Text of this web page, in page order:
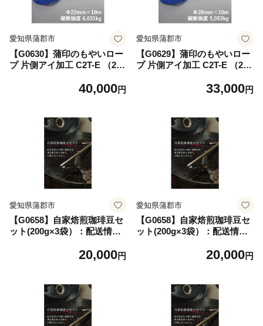
愛知県蒲郡市
【G0630】蒲印のもやいロー
プ 片側アイ加工 C2T-E （22
複雑な工程 熟練の技術 品質
チ タスラン加工 クロスロー
40,000円
愛知県蒲郡市
【G0629】蒲印のもやいロー
プ 片側アイ加工 C2T-E （20
複雑な工程 熟練の技術 品質
チ タスラン加工 クロスロー
33,000円
愛知県蒲郡市
【G0658】自家焙煎珈琲豆セ
ット(200g×3袋）：配送情報
20,000円
愛知県蒲郡市
【G0658】自家焙煎珈琲豆セ
ット(200g×3袋）：配送情報
20,000円